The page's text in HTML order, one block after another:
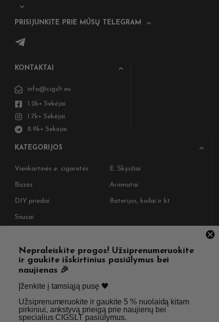
PRISIJUNKITE PRIE MŪSŲ TELEGRAM
KONTAKTAI
info@cigslt.eu
1.2k+ Sekėjai
1.7k+ Sekėjai
8.9k+ Sekėjai
KATEGORIJOS
Vienkartinės e. cigaretės E. Skysčiai
Bazės Aromatai
DIY priedai Baterijos, koilai ir kt
Snusai
Pristatymas Taisyklės & Nuostatos
Straipsniai
Kontaktai Didmenos užklausos
Nepraleiskite progos! Užsiprenumeruokite
ir gaukite išskirtinius pasiūlymus bei
naujienas 🎉
Įženkite į tamsiąją pusę 🖤 ​
Užsiprenumeruokite ir gaukite 5 % nuolaidą kitam
pirkiniui, ankstyvą prieigą prie naujienų bei
specialius CIGSLT pasiūlymus. ​